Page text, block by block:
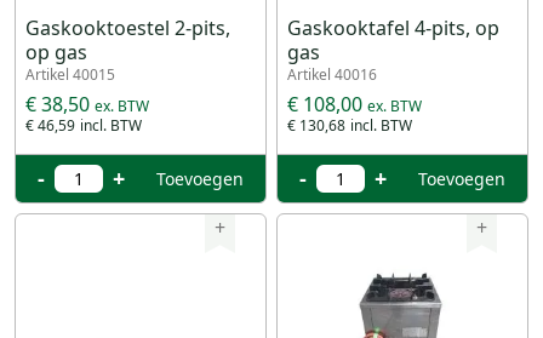
Gaskooktoestel 2-pits,
op gas
Artikel 40015
€ 46,59
€ 38,50
- + Toevoegen
Gaskooktafel 4-pits, op
gas
Artikel 40016
€ 130,68
€ 108,00
- + Toevoegen
+ +